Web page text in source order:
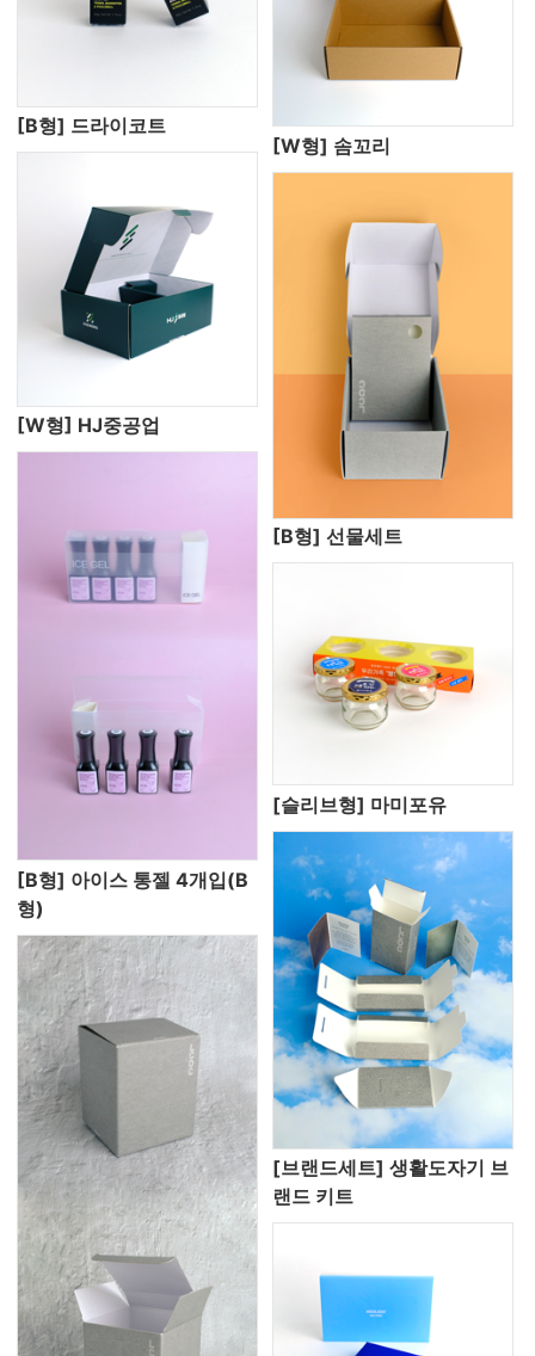
[B형] 드라이코트
[W형] 솜꼬리
[W형] HJ중공업
[B형] 선물세트
[B형] 아이스 통젤 4개입(B
형)
[슬리브형] 마미포유
[브랜드세트] 생활도자기 브
랜드 키트